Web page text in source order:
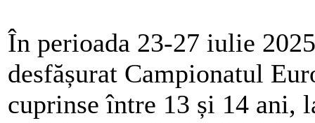
În perioada 23-27 iulie
desfășurat Campionatul
cuprinse între 13 și 14 ani,